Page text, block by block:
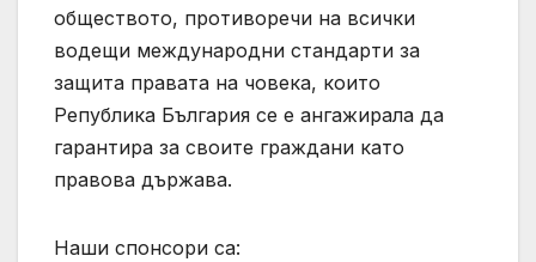
обществото, противоречи на всички
водещи международни стандарти за
защита правата на човека, които
Република България се е ангажирала да
гарантира за своите граждани като
правова държава.
Наши спонсори са: